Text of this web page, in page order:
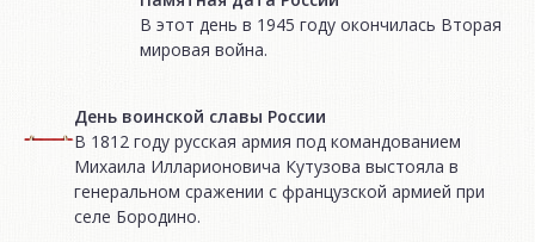
В этот день в 1945 году окончилась Вторая
мировая война.
День воинской славы России
В 1812 году русская армия под командованием
Михаила Илларионовича Кутузова выстояла в
генеральном сражении с французской армией при
селе Бородино.